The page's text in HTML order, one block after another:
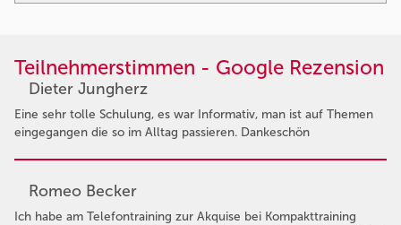
Teilnehmerstimmen - Google Rezension
Dieter Jungherz
Eine sehr tolle Schulung, es war Informativ, man ist auf Themen
eingegangen die so im Alltag passieren. Dankeschön
Romeo Becker
Ich habe am Telefontraining zur Akquise bei Kompakttraining